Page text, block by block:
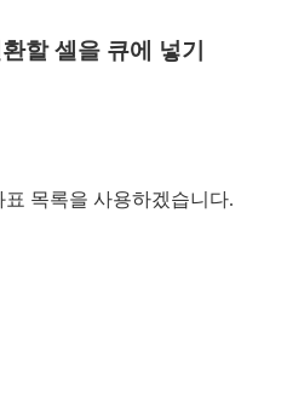
할 셀을 큐에 넣기
목록을 사용하겠습니다.